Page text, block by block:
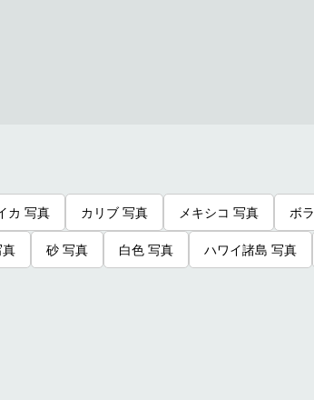
カ 写真 カリブ 写真 メキシコ 写真 ボ
真 砂 写真 白色 写真 ハワイ諸島 写真